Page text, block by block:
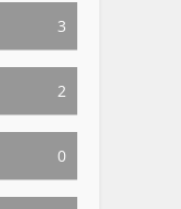
3
2
0